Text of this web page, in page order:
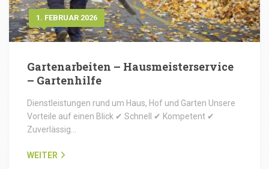
1. FEBRUAR 2026
Gartenarbeiten – Hausmeisterservice
– Gartenhilfe
Dienstleistungen rund um Haus, Hof und Garten Unsere
Vorteile auf einen Blick ✔ Schnell ✔ Kompetent ✔
Zuverlässig…
WEITER